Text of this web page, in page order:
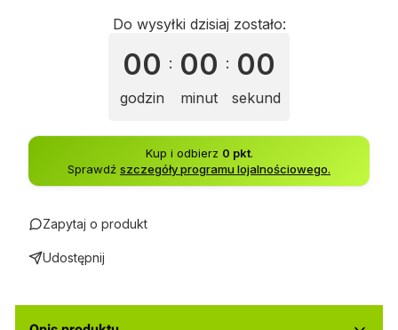
Do wysyłki dzisiaj zostało:
00
godzin
: 00
minut
: 00
sekund
Kup i odbierz 0 pkt.
Sprawdź szczegóły programu lojalnościowego.
Zapytaj o produkt
Udostępnij